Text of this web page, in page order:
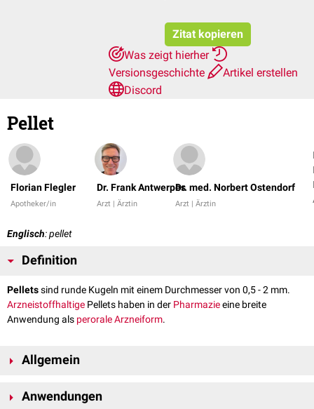
Zitat kopieren
Was zeigt hierher
Versionsgeschichte
Artikel erstellen
Discord
Pellet
Florian Flegler
Apotheker/in
Dr. Frank Antwerpes
Arzt | Ärztin
Dr. med. Norbert Ostendorf
Arzt | Ärztin
Englisch: pellet
Definition
Pelletssind runde Kugeln mit einem Durchmesser von 0,5 - 2 mm.
Arzneistoffhaltige Pellets haben in der Pharmazieeine breite
Anwendung als peroraleArzneiform.
Allgemein
weisen eine niedrigePorosität
Anwendungen